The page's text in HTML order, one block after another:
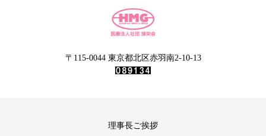
〒115-0044 東京都北区赤羽南2-10-13
理事長ご挨拶